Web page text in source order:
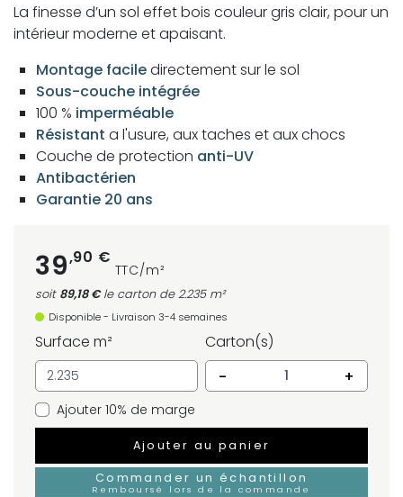
La finesse d’un sol effet bois couleur gris clair, pour un
intérieur moderne et apaisant.
Montage faciledirectement sur le sol
Sous-couche intégrée
100 % imperméable
Résistant a l'usure, aux taches et aux chocs
Couche de protection anti-UV
Antibactérien
Garantie 20 ans
39,90 €
TTC/m²
soit 89,18 €le carton de 2.235 m²
Disponible - Livraison 3-4 semaines
Surface m²
Carton(s)
-
+
Ajouter 10% de marge
Ajouter au panier
Commander un échantillon
Remboursé lors de la commande